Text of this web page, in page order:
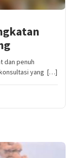
dan penuh
yang […]